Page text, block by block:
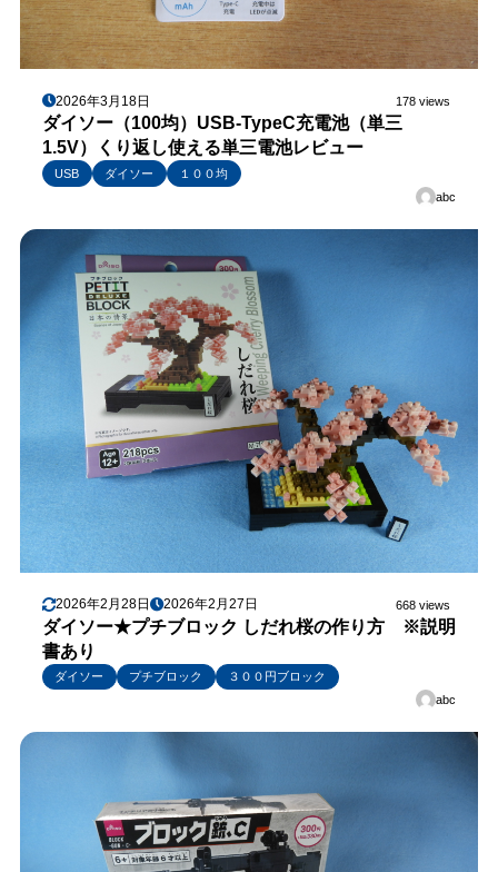
2026年3月18日 178 views
ダイソー（100均）USB-TypeC充電池（単三
1.5V）くり返し使える単三電池レビュー
USB ダイソー
１００均
abc
2026年2月28日 2026年2月27日 668 views
ダイソー★プチブロック しだれ桜の作り方 ※説明
書あり
ダイソー プチブロック
３００円ブロック
abc